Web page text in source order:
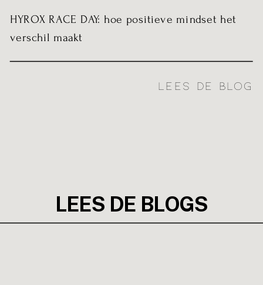
LEES DE BLOG
HYROX RACE DAY: hoe positieve mindset het
verschil maakt
LEES DE BLOGS